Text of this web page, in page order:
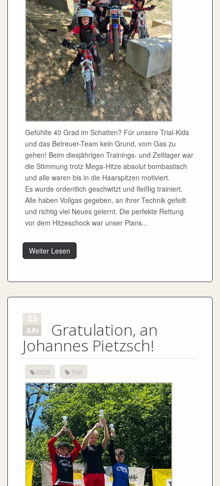
Gefühlte 40 Grad im Schatten? Für unsere Trial-Kids
und das Betreuer-Team kein Grund, vom Gas zu
gehen! Beim diesjährigen Trainings- und Zeltlager war
die Stimmung trotz Mega-Hitze absolut bombastisch
und alle waren bis in die Haarspitzen motiviert.
Es wurde ordentlich geschwitzt und fleißig trainiert.
Alle haben Vollgas gegeben, an ihrer Technik gefeilt
und richtig viel Neues gelernt. Die perfekte Rettung
vor dem Hitzeschock war unser Plans...
Weiter Lesen
15
JUN Gratulation, an
Johannes Pietzsch!
2026 Trial